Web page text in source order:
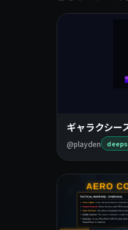
ギャラクシー
@playden